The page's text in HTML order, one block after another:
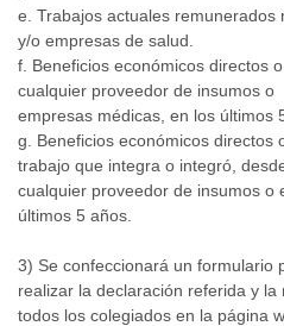
e. Trabajos actuales remunerados
y/o empresas de salud.
f. Beneficios económicos directos
cualquier proveedor de insumos o
empresas médicas, en los últimos
g. Beneficios económicos directos
trabajo que integra o integró,
cualquier proveedor de insumos o
últimos 5 años.
3) Se confeccionará un formulario
realizar la declaración referida y
todos los colegiados en la página